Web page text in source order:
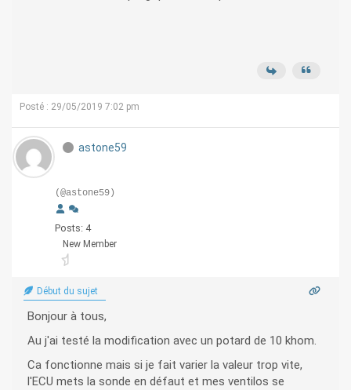
Posté : 29/05/2019 7:02 pm
astone59
(@astone59)
Posts: 4
New Member
Début du sujet
Bonjour à tous,
Au j'ai testé la modification avec un potard de 10 khom.
Ca fonctionne mais si je fait varier la valeur trop vite,
l'ECU mets la sonde en défaut et mes ventilos se